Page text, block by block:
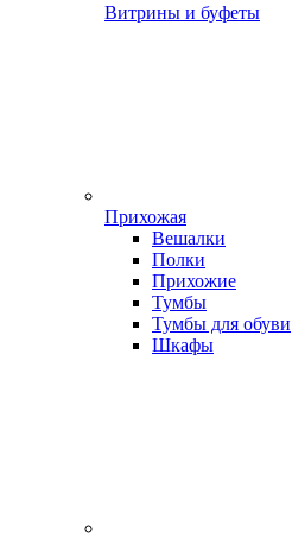
Витрины и буфеты
Прихожая
Вешалки
Полки
Прихожие
Тумбы
Тумбы для обуви
Шкафы